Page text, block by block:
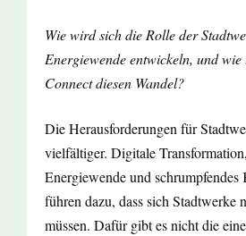
Wie wird sich die Rolle der
Energiewende entwickeln, und
Connect diesen Wandel?
Die Herausforderungen für
vielfältiger. Digitale
Energiewende und schrumpfendes
führen dazu, dass sich Stadtwerke
müssen. Dafür gibt es nicht die